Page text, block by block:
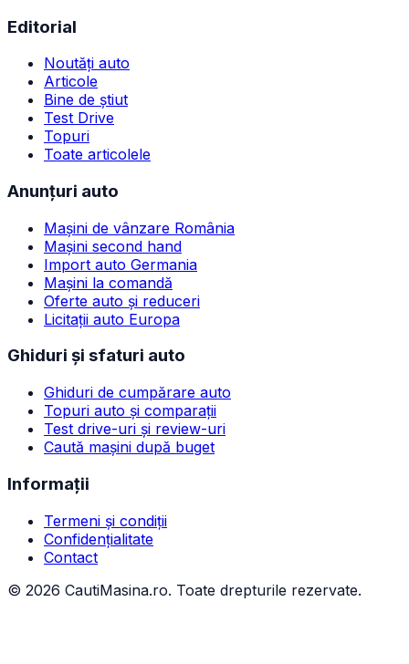
Editorial
Noutăți auto
Articole
Bine de știut
Test Drive
Topuri
Toate articolele
Anunțuri auto
Mașini de vânzare România
Mașini second hand
Import auto Germania
Mașini la comandă
Oferte auto și reduceri
Licitații auto Europa
Ghiduri și sfaturi auto
Ghiduri de cumpărare auto
Topuri auto și comparații
Test drive-uri și review-uri
Caută mașini după buget
Informații
Termeni și condiții
Confidențialitate
Contact
© 2026 CautiMasina.ro. Toate drepturile rezervate.